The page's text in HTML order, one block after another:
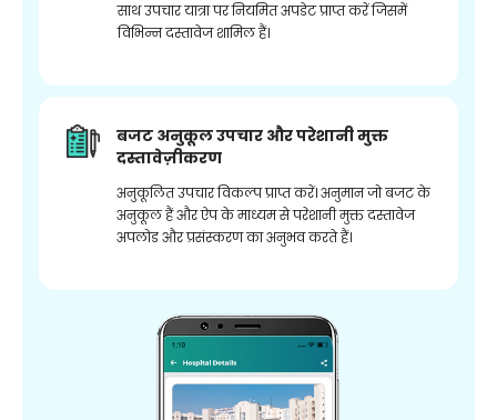
साथ उपचार यात्रा पर नियमित अपडेट प्राप्त करें जिसमें
विभिन्न दस्तावेज शामिल हैं।
बजट अनुकूल उपचार और परेशानी मुक्त
दस्तावेज़ीकरण
अनुकूलित उपचार विकल्प प्राप्त करें। अनुमान जो बजट के
अनुकूल हैं और ऐप के माध्यम से परेशानी मुक्त दस्तावेज
अपलोड और प्रसंस्करण का अनुभव करते हैं।